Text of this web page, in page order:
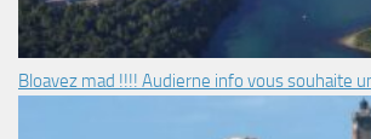
Bloavez mad !!!! Audierne info vous souhaite